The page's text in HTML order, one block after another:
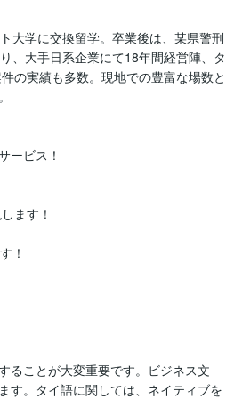
大学に交換留学。卒業後は、某県警刑
、大手日系企業にて18年間経営陣、タ
の実績も多数。現地での豊富な場数と
ービス！
ます！
！
ることが大変重要です。ビジネス文
す。タイ語に関しては、ネイティブを